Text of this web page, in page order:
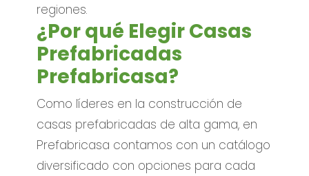
regiones.
¿Por qué Elegir Casas
Prefabricadas
Prefabricasa?
Como líderes en la construcción de
casas prefabricadas de alta gama, en
Prefabricasa contamos con un catálogo
diversificado con opciones para cada